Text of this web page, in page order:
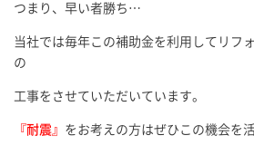
つまり、早い者勝ち…
当社では毎年この補助金を利用してリフ
の
工事をさせていただいています。
『耐震』 をお考えの方はぜひこの機会を